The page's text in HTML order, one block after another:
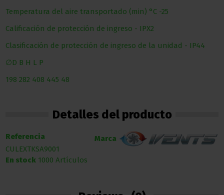
Temperatura del aire transportado (min) °С -25
Calificación de protección de ingreso - IPX2
Clasificación de protección de ingreso de la unidad - IP44
∅D B H L P
198 282 408 445 48
Detalles del producto
Marca
Referencia
CULEXTKSA9001
En stock 1000 Artículos